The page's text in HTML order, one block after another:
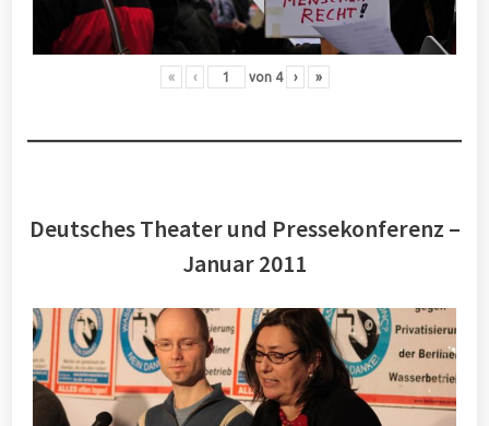
« ‹ von 4 › »
Deutsches Theater und Pressekonferenz –
Januar 2011